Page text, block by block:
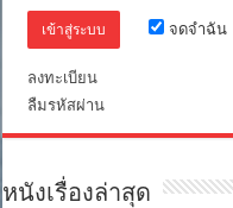
DD+
Master
[MASTER]
จดจำฉัน
ลงทะเบียน
ลืมรหัสผ่าน
หนังเรื่องล่าสุด